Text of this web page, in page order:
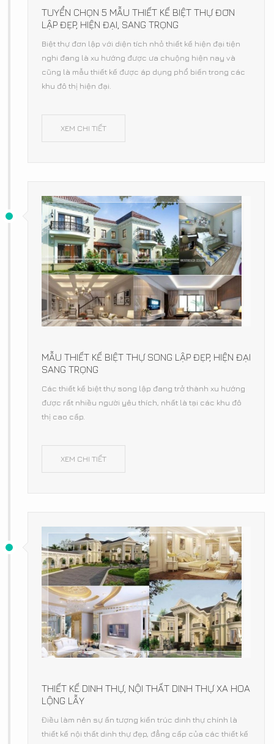
TUYỂN CHỌN 5 MẪU THIẾT KẾ BIỆT THỰ ĐƠN
LẬP ĐẸP, HIỆN ĐẠI, SANG TRỌNG
Biệt thự đơn lập với diện tích nhỏ thiết kế hiện đại tiện
nghi đang là xu hướng được ưa chuộng hiện nay và
cũng là mẫu thiết kế được áp dụng phổ biến trong các
khu đô thị hiện đại.
XEM CHI TIẾT
MẪU THIẾT KẾ BIỆT THỰ SONG LẬP ĐẸP, HIỆN ĐẠI
SANG TRỌNG
Các thiết kế biệt thự song lập đang trở thành xu hướng
được rất nhiều người yêu thích, nhất là tại các khu đô
thị cao cấp.
XEM CHI TIẾT
THIẾT KẾ DINH THỰ, NỘI THẤT DINH THỰ XA HOA
LỘNG LẪY
Điều làm nên sự ấn tượng kiến trúc dinh thự chính là
thiết kế nội thất dinh thự đẹp, đẳng cấp của các thiết kế